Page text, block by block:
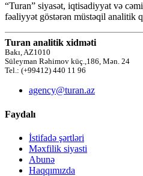
“Turan” siyasət, iqtisadiyyat və
fəaliyyət göstərən müstəqil analitik
Turan analitik xidməti
Bakı, AZ1010
Süleyman Rəhimov küç.,186, Mən. 24
Tel.: (+99412) 440 11 96
agency@turan.az
Faydalı
İstifadə şərtləri
Məxfilik siyasti
Abunə
Haqqımızda